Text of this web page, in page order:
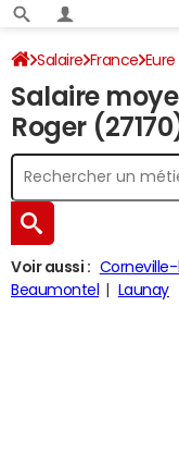
Salaire France Eure
Salaire
Roger
Voir aussi :
Beaumontel
Launay